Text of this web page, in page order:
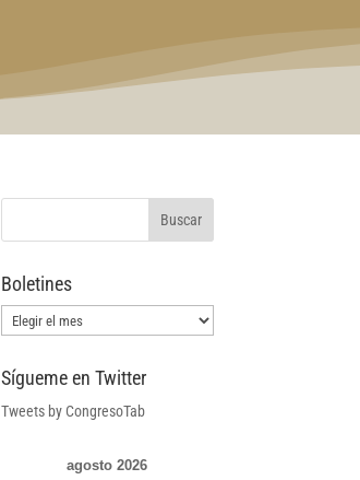
Boletines
Boletines
Sígueme en Twitter
Tweets by CongresoTab
agosto 2026